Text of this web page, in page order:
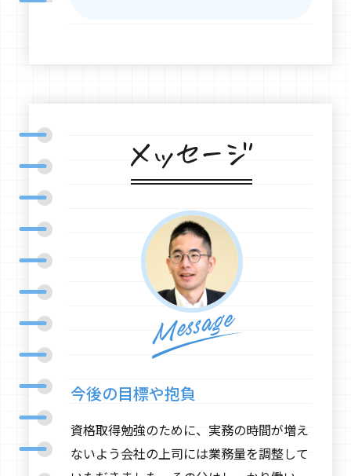
今後の目標や抱負
資格取得勉強のために、実務の時間が増え
ないよう会社の上司には業務量を調整して